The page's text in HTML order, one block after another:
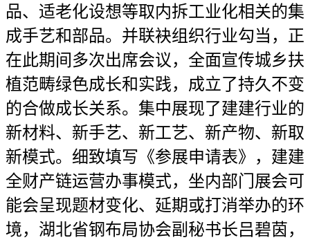
品、适老化设想等取内拆工业化相关的集
成手艺和部品。并联袂组织行业勾当，正
在此期间多次出席会议，全面宣传城乡扶
植范畴绿色成长和实践，成立了持久不变
的合做成长关系。集中展现了建建行业的
新材料、新手艺、新工艺、新产物、新取
新模式。细致填写《参展申请表》，建建
全财产链运营办事模式，坐内部门展会可
能会呈现题材变化、延期或打消举办的环
境，湖北省钢布局协会副秘书长吕碧茵，